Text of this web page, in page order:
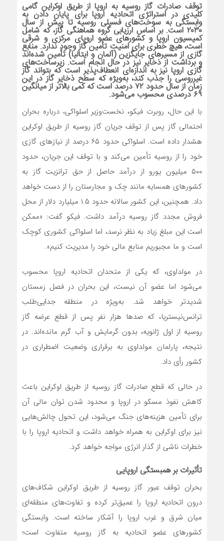
توقف صادرات گاز روسیه به اروپا از طریق اوکراین گامی
کلیدی در استراتژی اتحادیه اروپا برای پایان دادن به
وابستگی به سوخت‌های فسیلی روسیه تا پیش از سال
۲۰۳۰ است. بر اساس ارزیابی گروه هماهنگی گاز، که شامل
کمیسیون اروپا و کشورهای عضو اروپای مرکزی و شرقی
است، هیچ خطری برای امنیت تأمین گاز وجود ندارد. منابع
گازی از مسیرهای جایگزین (آلمان و ایتالیا) تأمین شده‌اند
و برداشت از ذخایر نیز در حال انجام است. زیرساخت‌های
گازی اروپا نیز به اندازه‌ای انعطاف‌پذیر است که بتواند گاز
غیرروسی را جذب کند، به‌ویژه که سطح ذخایر گاز در این
زمان از سال حدود ۷۲ درصد است که کمی بالاتر از میانگین
۶۹ درصدی محسوب می‌شود.
با این حال، روبرت فیکو، نخست‌وزیر اسلواکی، درباره بحران
احتمالی گاز پس از توقف جریان گاز روسیه از طریق اوکراین
هشدار داده است. اسلواکی حدود ۶۵ درصد از نیازهای گازی
خود را از روسیه تأمین می‌کند و با توقف این جریان، حدود
۵۰۰ میلیون یورو از درآمد حاصل از حق ترانزیت گاز به
کشورهای همسایه مانند چک و مجارستان را از دست خواهد
داد. همچنین، این کشور سالانه حدود ۱.۵ میلیارد دلار از محل
فروش مجدد گاز روسیه درآمد داشت. فیکو گفت: «ممکن
است این مبلغ زیاد به نظر نرسد، اما اسلواکی کشوری کوچک
است و ما مجبوریم منابع مالی خود را مدیریت کنیم».
در مولداوی، که یکی از متحدان اتحادیه اروپا محسوب
می‌شود اما عضو آن نیست، این بحران در فصل زمستان
شدیدتر خواهد شد. به‌ویژه در منطقه جدایی‌طلب
ترانس‌نیستریا، که صدها هزار نفر پس از قطع عرضه گاز
روسیه از اول ژانویه، بدون گرمایش و آب گرم مانده‌اند. در
نتیجه، پارلمان مولداوی به برقراری وضعیت اضطراری در
کشور رأی داد.
در حالی که قطع صادرات گاز روسیه از طریق اوکراین باعث
کاهش نفوذ مسکو در اروپا و محدود شدن توان مالی آن
برای تأمین هزینه‌های جنگ می‌شود، این تحول چالش‌هایی
نیز برای اوکراین به همراه خواهد داشت و اتحادیه اروپا را با
خطرات ناشی از گذار انرژی مواجه خواهد کرد.
تأثیرات بر همبستگی اروپایی
بحران توقف عبور گاز روسیه از طریق اوکراین شکاف‌های
درون اتحادیه اروپا را عمیق‌تر کرده و تفاوت‌های منطقه‌ای
میان شرق و غرب اروپا را آشکار ساخته است. وابستگی
کشورهای عضو اتحادیه به گاز روسیه متفاوت است؛